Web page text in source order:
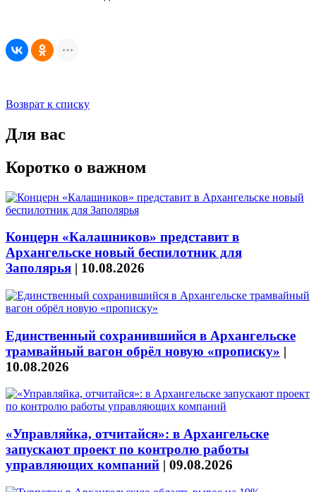
Возврат к списку
Для вас
Коротко о важном
Концерн «Калашников» представит в
Архангельске новый беспилотник для
Заполярья | 10.08.2026
Единственный сохранившийся в Архангельске
трамвайный вагон обрёл новую «прописку» |
10.08.2026
«Управляйка, отчитайся»: в Архангельске
запускают проект по контролю работы
управляющих компаний | 09.08.2026